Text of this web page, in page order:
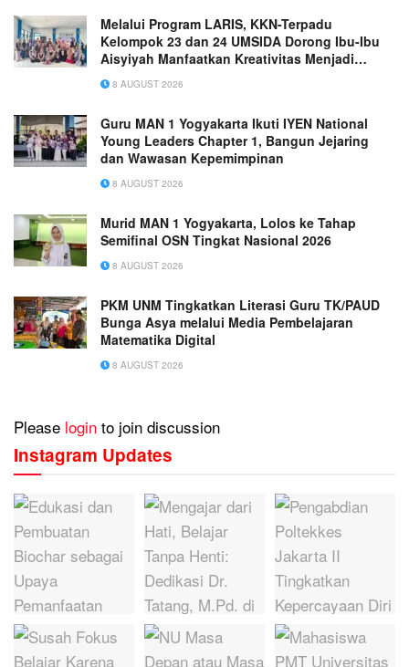
Melalui Program LARIS, KKN-Terpadu
Kelompok 23 dan 24 UMSIDA Dorong Ibu-Ibu
Aisyiyah Manfaatkan Kreativitas Menjadi
Peluang Usaha
8 AUGUST 2026
Guru MAN 1 Yogyakarta Ikuti IYEN National
Young Leaders Chapter 1, Bangun Jejaring
dan Wawasan Kepemimpinan
8 AUGUST 2026
Murid MAN 1 Yogyakarta, Lolos ke Tahap
Semifinal OSN Tingkat Nasional 2026
8 AUGUST 2026
PKM UNM Tingkatkan Literasi Guru TK/PAUD
Bunga Asya melalui Media Pembelajaran
Matematika Digital
8 AUGUST 2026
Please login to join discussion
Instagram Updates